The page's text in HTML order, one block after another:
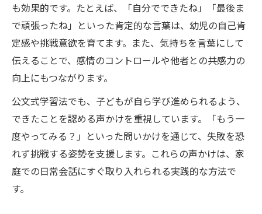
も効果的です。たとえば、「自分でできたね」「最後ま
で頑張ったね」といった肯定的な言葉は、幼児の自己肯
定感や挑戦意欲を育てます。また、気持ちを言葉にして
伝えることで、感情のコントロールや他者との共感力の
向上にもつながります。
公文式学習法でも、子どもが自ら学び進められるよう、
できたことを認める声かけを重視しています。「もう一
度やってみる？」といった問いかけを通じて、失敗を恐
れず挑戦する姿勢を支援します。これらの声かけは、家
庭での日常会話にすぐ取り入れられる実践的な方法で
す。